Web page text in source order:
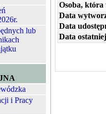
lub
i Pracy
Osoba, która
Data
Data
Data